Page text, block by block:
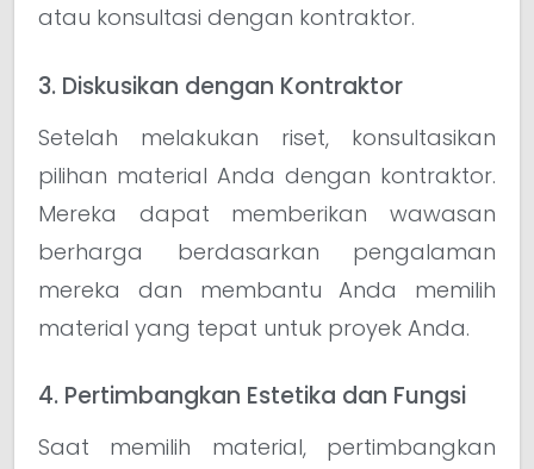
atau konsultasi dengan kontraktor.
3. Diskusikan dengan Kontraktor
Setelah melakukan riset, konsultasikan
pilihan material Anda dengan kontraktor.
Mereka dapat memberikan wawasan
berharga berdasarkan pengalaman
mereka dan membantu Anda memilih
material yang tepat untuk proyek Anda.
4. Pertimbangkan Estetika dan Fungsi
Saat memilih material, pertimbangkan